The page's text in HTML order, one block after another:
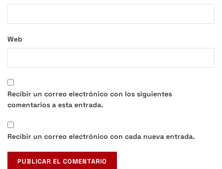
Web
Recibir un correo electrónico con los siguientes
comentarios a esta entrada.
Recibir un correo electrónico con cada nueva entrada.